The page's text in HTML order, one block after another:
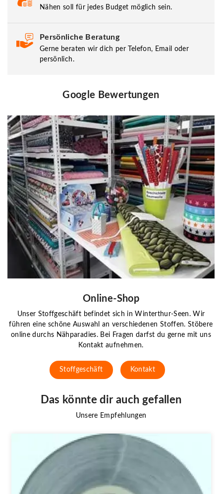
Nähen soll für jedes Budget möglich sein.
Persönliche Beratung
Gerne beraten wir dich per Telefon, Email oder
persönlich.
Google Bewertungen
Online-Shop
Unser Stoffgeschäft befindet sich in Winterthur-Seen. Wir
führen eine schöne Auswahl an verschiedenen Stoffen. Stöbere
online durchs Nähparadies. Bei Fragen darfst du gerne mit uns
Kontakt aufnehmen.
Stoffgeschäft Kontakt
Das könnte dir auch gefallen
Unsere Empfehlungen